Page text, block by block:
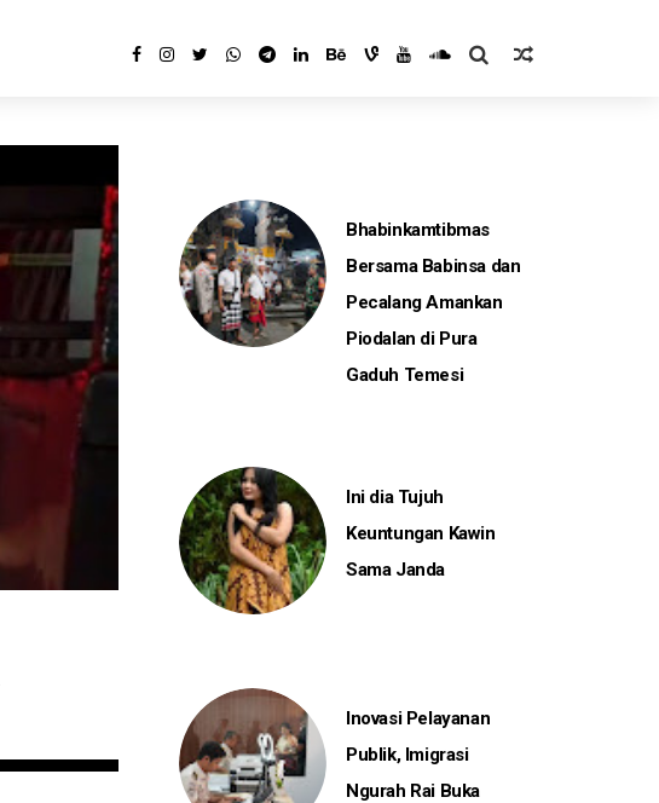
Bhabinkamtibmas
Bersama Babinsa dan
Pecalang Amankan
Piodalan di Pura
Gaduh Temesi
Ini dia Tujuh
Keuntungan Kawin
Sama Janda
Inovasi Pelayanan
Publik, Imigrasi
Ngurah Rai Buka